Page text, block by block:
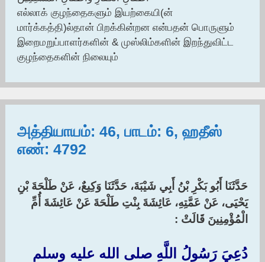
எல்லாக் குழந்தைகளும் இயற்கையி(ன்
மார்க்கத்தி)ல்தான் பிறக்கின்றன என்பதன் பொருளும்
இறைமறுப்பாளர்களின் & முஸ்லிம்களின் இறந்துவிட்ட
குழந்தைகளின் நிலையும்
அத்தியாயம்: 46, பாடம்: 6, ஹதீஸ்
எண்: 4792
حَدَّثَنَا أَبُو بَكْرِ بْنُ أَبِي شَيْبَةَ، حَدَّثَنَا وَكِيعٌ، عَنْ طَلْحَةَ بْنِ
يَحْيَى، عَنْ عَمَّتِهِ، عَائِشَةَ بِنْتِ طَلْحَةَ عَنْ عَائِشَةَ أُمِّ
الْمُؤْمِنِينَ قَالَتْ :‏
دُعِيَ رَسُولُ اللَّهِ صلى الله عليه وسلم